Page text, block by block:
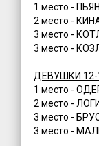
1 место -
2 место -
3 место -
3 место -
ДЕВУШКИ 12-
1 место -
2 место -
3 место -
3 место -